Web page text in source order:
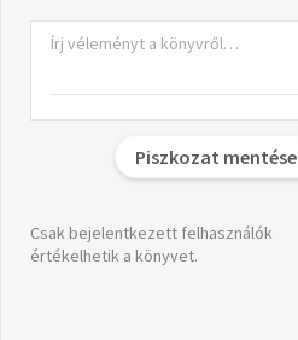
Piszkozat mentése
Csak bejelentkezett felhasználók
értékelhetik a könyvet.